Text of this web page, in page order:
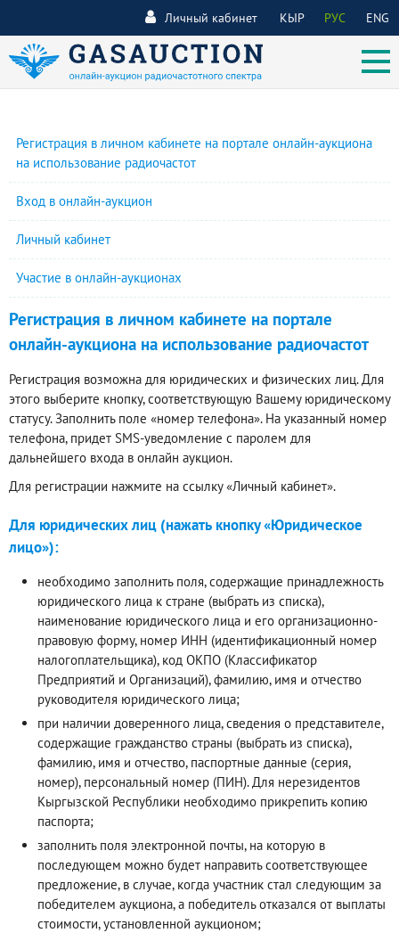
КЫР РУС ENG
Личный кабинет
Регистрация в личном кабинете на портале онлайн-аукциона
на использование радиочастот
Вход в онлайн-аукцион
Личный кабинет
Участие в онлайн-аукционах
Регистрация в личном кабинете на портале
онлайн-аукциона на использование радиочастот
Регистрация возможна для юридических и физических лиц. Для
этого выберите кнопку, соответствующую Вашему юридическому
статусу. Заполнить поле «номер телефона». На указанный номер
телефона, придет SMS-уведомление с паролем для
дальнейшего входа в онлайн аукцион.
Для регистрации нажмите на ссылку «Личный кабинет».
Для юридических лиц (нажать кнопку «Юридическое
лицо»):
необходимо заполнить поля, содержащие принадлежность
юридического лица к стране (выбрать из списка),
наименование юридического лица и его организационно-
правовую форму, номер ИНН (идентификационный номер
налогоплательщика), код ОКПО (Классификатор
Предприятий и Организаций), фамилию, имя и отчество
руководителя юридического лица;
при наличии доверенного лица, сведения о представителе,
содержащие гражданство страны (выбрать из списка),
фамилию, имя и отчество, паспортные данные (серия,
номер), персональный номер (ПИН). Для нерезидентов
Кыргызской Республики необходимо прикрепить копию
паспорта;
заполнить поля электронной почты, на которую в
последующем можно будет направить соответствующее
предложение, в случае, когда участник стал следующим за
победителем аукциона, а победитель отказался от выплаты
стоимости, установленной аукционом;